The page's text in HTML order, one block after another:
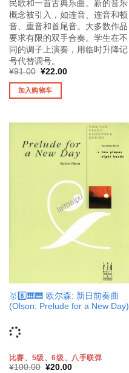
民歌和一首古典乐曲。新的音乐
概念被引入，如连音、连音和顿
音、重音和首尾音。大多数作品
要求有限的双手合奏。学生在不
同的调子上演奏，用临时升降记
号代替调号。
¥91.00 原
为：
¥91.00。
¥22.00当
加入购物车
🥇8️⃣🎹🎹 欧尔森: 新日前奏曲
(Olson: Prelude for a New Day)
比赛、5级、6级、八手联弹
¥100.00 原
¥20.00当